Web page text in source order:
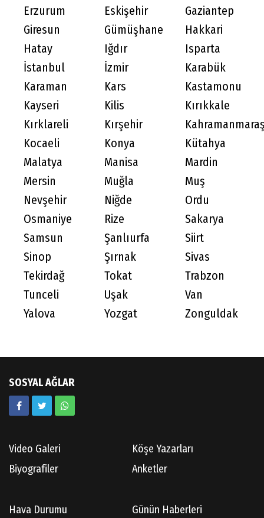
Erzurum
Eskişehir
Gaziantep
Giresun
Gümüşhane
Hakkari
Hatay
Iğdır
Isparta
İstanbul
İzmir
Karabük
Karaman
Kars
Kastamonu
Kayseri
Kilis
Kırıkkale
Kırklareli
Kırşehir
Kocaeli
Konya
Kütahya
Malatya
Manisa
Mardin
Mersin
Muğla
Muş
Nevşehir
Niğde
Ordu
Osmaniye
Rize
Sakarya
Samsun
Şanlıurfa
Siirt
Sinop
Şırnak
Sivas
Tekirdağ
Tokat
Trabzon
Tunceli
Uşak
Van
Yalova
Yozgat Zonguldak
SOSYAL AĞLAR
Video Galeri
Köşe Yazarları
Biyografiler
Anketler
Hava Durumu Günün Haberleri